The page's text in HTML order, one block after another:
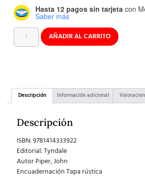
Hasta 12 pagos sin tarjeta con
Saber más
AÑADIR AL CARRITO
Descripción Información adicional
Descripción
ISBN: 9781414333922
Editorial: Tyndale
Autor Piper, John
Encuadernación Tapa rústica